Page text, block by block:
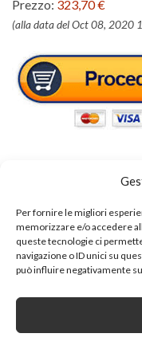
Per fornire le migliori
memorizzare e/o accedere
queste tecnologie ci
navigazione o ID unici su
può influire negativamente
Prezzo: 323,70 €
(alla data del Oct 08, 2020
Tags: tavolo cucina